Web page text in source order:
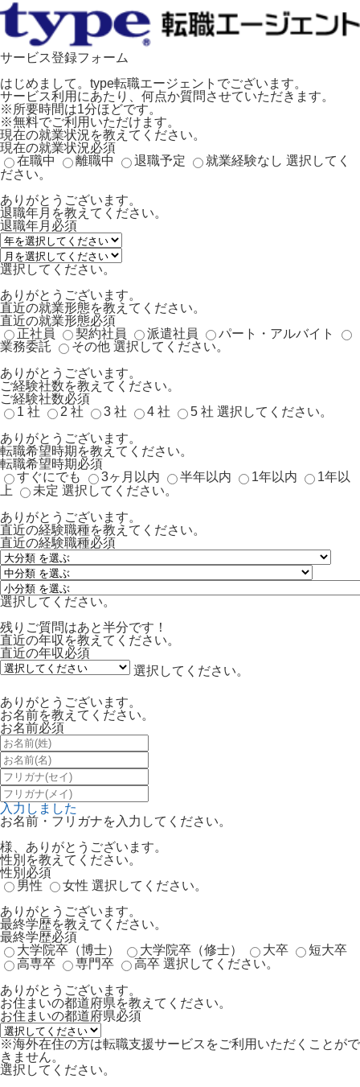
サービス登録フォーム
はじめまして。type転職エージェントでございます。
サービス利用にあたり、何点か質問させていただきます。
※所要時間は1分ほどです。
※無料でご利用いただけます。
現在の就業状況を教えてください。
現在の就業状況必須
在職中
離職中 退職予定 就業経験なし 選択してく
ださい。
ありがとうございます。
退職年月を教えてください。
退職年月 必須
選択してください。
ありがとうございます。
直近の就業形態を教えてください。
直近の就業形態必須
正社員
契約社員 派遣社員
パート・アルバイト
業務委託
その他 選択してください。
ありがとうございます。
ご経験社数を教えてください。
ご経験社数必須
1 社
2 社 3 社 4 社 5 社 選択してください。
ありがとうございます。
転職希望時期を教えてください。
転職希望時期必須
すぐにでも
3ヶ月以内 半年以内 1年以内
1年以
上
未定 選択してください。
ありがとうございます。
直近の経験職種を教えてください。
直近の経験職種必須
選択してください。
残りご質問はあと半分です！
直近の年収を教えてください。
直近の年収必須
選択してください。
ありがとうございます。
お名前を教えてください。
お名前必須
入力しました
お名前・フリガナを入力してください。
様、ありがとうございます。
性別を教えてください。
性別 必須
男性
女性 選択してください。
ありがとうございます。
最終学歴を教えてください。
最終学歴必須
大学院卒（博士）
大学院卒（修士） 大卒
短大卒
高専卒
専門卒 高卒 選択してください。
ありがとうございます。
お住まいの都道府県を教えてください。
お住まいの都道府県必須
※海外在住の方は転職支援サービスをご利用いただくことがで
きません。
選択してください。